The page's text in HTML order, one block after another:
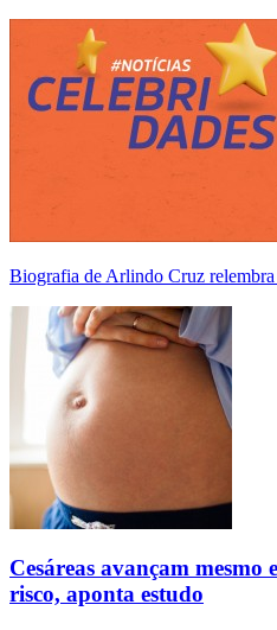
Biografia de Arlindo Cruz relembra
Cesáreas avançam mesmo
risco, aponta estudo